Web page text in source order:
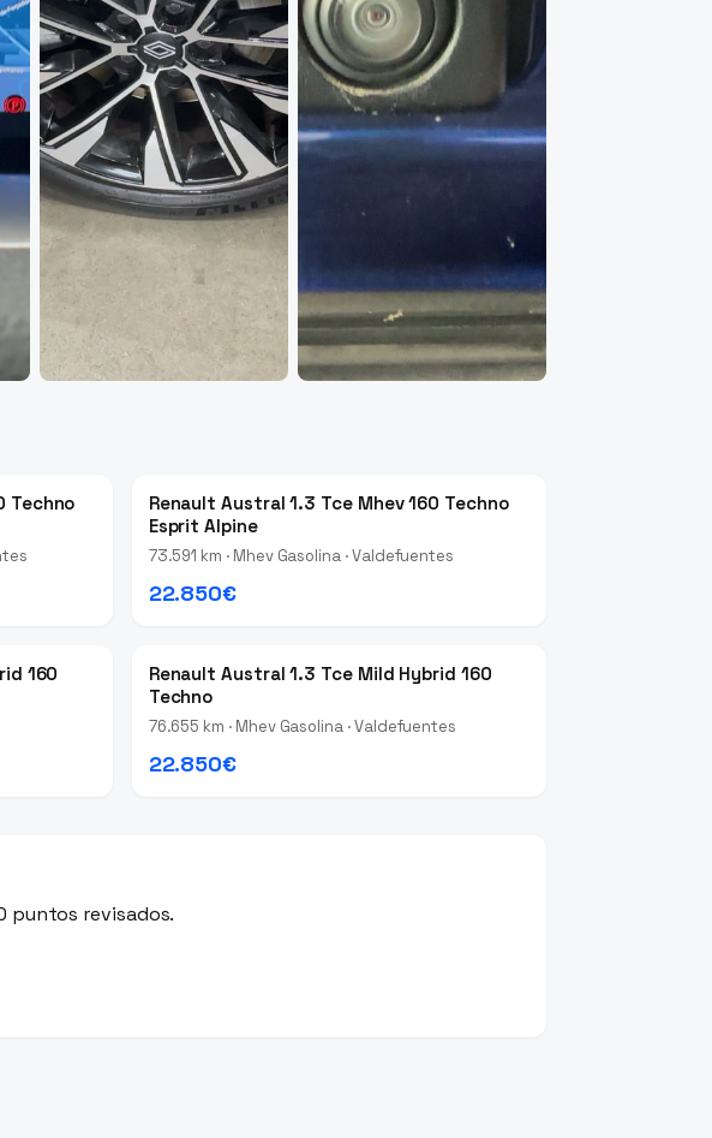
Techno
Renault Austral 1.3 Tce Mhev 160 Techno
Esprit Alpine
73.591 km · Mhev Gasolina · Valdefuentes
22.850€
160
Renault Austral 1.3 Tce Mild Hybrid 160
Techno
76.655 km · Mhev Gasolina · Valdefuentes
22.850€
puntos revisados.